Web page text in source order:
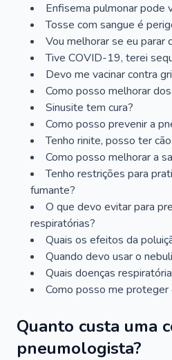
Enfisema pulmonar pode
Tosse com sangue é
Vou melhorar se eu parar
Tive COVID-19, terei
Devo me vacinar contra
Como posso melhorar
Sinusite tem cura?
Como posso prevenir a
Tenho rinite, posso ter
Como posso melhorar a
Tenho restrições para
fumante?
O que devo evitar para
respiratórias?
Quais os efeitos da
Quando devo usar o
Quais doenças
Como posso me
Quanto custa uma
pneumologista?